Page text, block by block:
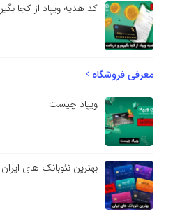
کد هدیه ویپاد از کجا
معرفی فروشگاه
ویپاد چیست
بهترین نئوبانک های ایران